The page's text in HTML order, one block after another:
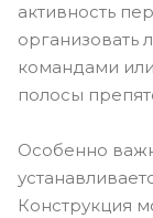
активность
организовать
командами
полосы
Особенно
Конструкция